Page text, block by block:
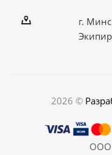
г.
2026 ©
ООО